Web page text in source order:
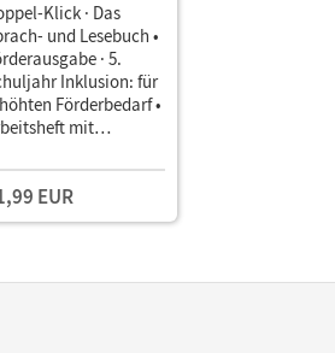
Klick · Das
und Lesebuch •
· 5.
Inklusion: für
Förderbedarf •
mit
EUR